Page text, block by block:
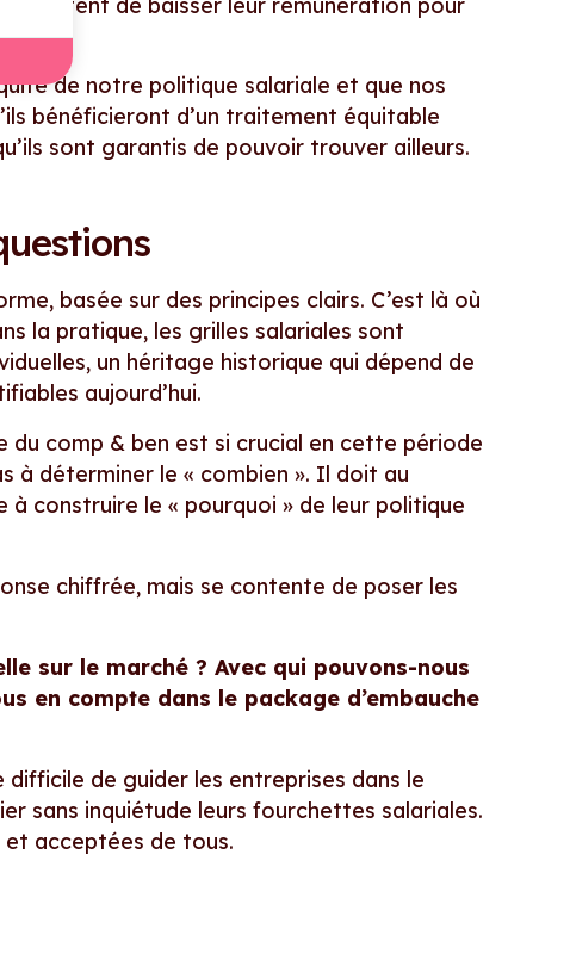
de notre politique salariale et que nos
bénéficieront d’un traitement équitable
sont garantis de pouvoir trouver ailleurs.
basée sur des principes clairs. C’est là où
la pratique, les grilles salariales sont
un héritage historique qui dépend de
aujourd’hui.
comp & ben est si crucial en cette période
à déterminer le « combien ». Il doit au
construire le « pourquoi » de leur politique
chiffrée, mais se contente de poser les
sur le marché ? Avec qui pouvons-nous
en compte dans le package d’embauche
difficile de guider les entreprises dans le
sans inquiétude leurs fourchettes salariales.
et acceptées de tous.